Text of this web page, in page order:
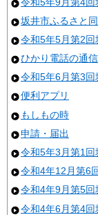
坂井市ふるさと
令和5年5月第2
ひかり電話の通
令和5年6月第3
便利アプリ
もしもの時
申請・届出
令和5年3月第1
令和4年12月第6
令和4年9月第5
令和4年6月第4